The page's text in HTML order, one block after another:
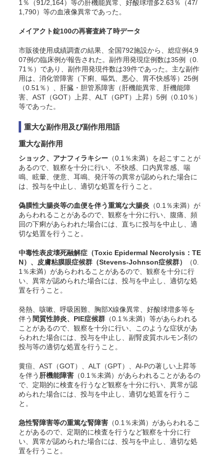
1％（91/2,164）等の肝機能異常、好酸球増多2.63％（47/
1,790）等の血液像異常であった。
メイアクト錠100の再審査終了時データ
市販後使用成績調査の結果、全国792施設から、総症例4,9
07例の臨床例が報告された。副作用発現症例数は35例（0.
71％）であり、副作用発現件数は39件であった。主な副作
用は、消化管障害（下痢、嘔気、悪心、胃不快感等）25例
（0.51％）、肝臓・胆管系障害（肝機能異常、肝機能障
害、AST（GOT）上昇、ALT（GPT）上昇）5例（0.10％）
等であった。
重大な副作用及び副作用用語
重大な副作用
ショック、アナフィラキシー （0.1％未満）を起こすことが
あるので、観察を十分に行い、不快感、口内異常感、喘
鳴、眩暈、便意、耳鳴、発汗等の異常が認められた場合に
は、投与を中止し、適切な処置を行うこと。
偽膜性大腸炎等の血便を伴う重篤な大腸炎 （0.1％未満）が
あらわれることがあるので、観察を十分に行い、腹痛、頻
回の下痢があらわれた場合には、直ちに投与を中止し、適
切な処置を行うこと。
中毒性表皮壊死融解症（Toxic Epidermal Necrolysis：TE
N）、皮膚粘膜眼症候群（Stevens-Johnson症候群）
（0.
1％未満）があらわれることがあるので、観察を十分に行
い、異常が認められた場合には、投与を中止し、適切な処
置を行うこと。
発熱、咳嗽、呼吸困難、胸部X線像異常、好酸球増多等を
伴う 間質性肺炎、PIE症候群 （0.1％未満）等があらわれる
ことがあるので、観察を十分に行い、このような症状があ
らわれた場合には、投与を中止し、副腎皮質ホルモン剤の
投与等の適切な処置を行うこと。
黄疸、AST（GOT）、ALT（GPT）、Al-Pの著しい上昇等
を伴う 肝機能障害 （0.1％未満）があらわれることがあるの
で、定期的に検査を行うなど観察を十分に行い、異常が認
められた場合には、投与を中止し、適切な処置を行うこ
と。
急性腎障害等の重篤な腎障害 （0.1％未満）があらわれるこ
とがあるので、定期的に検査を行うなど観察を十分に行
い、異常が認められた場合には、投与を中止し、適切な処
置を行うこと。